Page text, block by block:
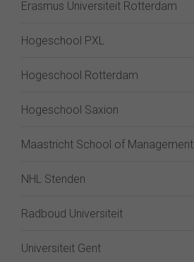
Erasmus Universiteit Rotterdam
Hogeschool PXL
Hogeschool Rotterdam
Hogeschool Saxion
Maastricht School of Management
NHL Stenden
Radboud Universiteit
Universiteit Gent